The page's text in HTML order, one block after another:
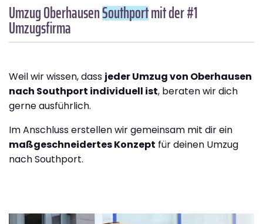
Umzug OberhausenSouthportmit der #1
Umzugsfirma
Weil wir wissen, dass jeder Umzug von Oberhausen
nach Southport individuell ist, beraten wir dich
gerne ausführlich.
Im Anschluss erstellen wir gemeinsam mit dir ein
maßgeschneidertes Konzept für deinen Umzug
nach Southport.